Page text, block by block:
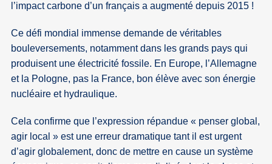
l’impact carbone d’un français a augmenté depuis 2015 !
Ce défi mondial immense demande de véritables
bouleversements, notamment dans les grands pays qui
produisent une électricité fossile. En Europe, l’Allemagne
et la Pologne, pas la France, bon élève avec son énergie
nucléaire et hydraulique.
Cela confirme que l’expression répandue « penser global,
agir local » est une erreur dramatique tant il est urgent
d’agir globalement, donc de mettre en cause un système